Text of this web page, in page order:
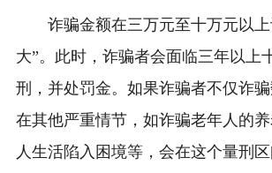
诈骗金额在三万元至十万元以
大”。此时，诈骗者会面临三年以上
刑，并处罚金。如果诈骗者不仅诈
在其他严重情节，如诈骗老年人的
人生活陷入困境等，会在这个量刑区